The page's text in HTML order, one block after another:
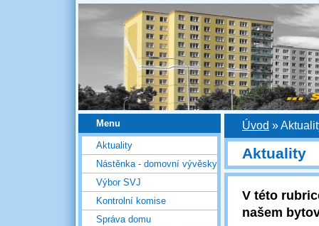
Menu
Aktuality
Nástěnka - domovní vývěsky
Výbor SVJ
Kontrolní komise
Správa domu
Úvod »
Aktuality
V této
našem